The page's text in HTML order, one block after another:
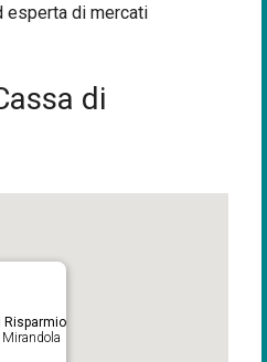
esperta di mercati
di
Risparmio